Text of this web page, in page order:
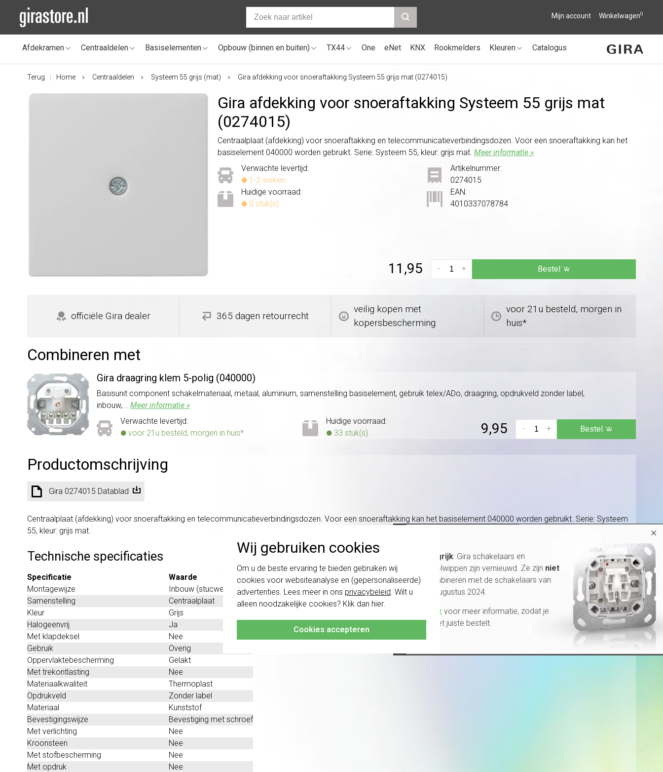
Wij gebruiken cookies
Om u de beste ervaring te bieden gebruiken wij
cookies voor websiteanalyse en (gepersonaliseerde)
advertenties. Lees meer in ons privacybeleid. Wilt u
alleen noodzakelijke cookies? Klik dan hier.
Cookies accepteren
Mijn account Winkelwagen0
Afdekramen Centraaldelen Basiselementen Opbouw (binnen en buiten) TX44 One eNet KNX Rookmelders Kleuren Catalogus
Terug Home Centraaldelen Systeem 55 grijs (mat) Gira afdekking voor snoeraftakking Systeem 55 grijs mat (0274015)
Gira afdekking voor snoeraftakking Systeem 55 grijs mat
(0274015)
Centraalplaat (afdekking) voor snoeraftakking en telecommunicatieverbindingsdozen. Voor een snoeraftakking kan het
basiselement 040000 worden gebruikt. Serie: Systeem 55, kleur: grijs mat.Meer informatie »
Verwachte levertijd:
1-2 weken
Huidige voorraad:
0 stuk(s)
Artikelnummer:
0274015
EAN:
4010337078784
11,95 +
- Bestel
officiële Gira dealer 365 dagen retourrecht
veilig kopen met
kopersbescherming
voor 21u besteld, morgen in
huis*
Combineren met
Gira draagring klem 5-polig (040000)
Basisunit component schakelmateriaal, metaal, aluminium, samenstelling basiselement, gebruik telex/ADo, draagring, opdrukveld zonder label,
inbouw,... Meer informatie »
Verwachte levertijd:
voor 21u besteld, morgen in huis*
Huidige voorraad:
33 stuk(s)
9,95 +
- Bestel
Productomschrijving
Gira 0274015 Datablad
Centraalplaat (afdekking) voor snoeraftakking en telecommunicatieverbindingsdozen. Voor een snoeraftakking kan het basiselement 040000 worden gebruikt. Serie: Systeem
55, kleur: grijs mat.
Technische specificaties
Specificatie
Waarde
Montagewijze
Inbouw (stucwerk)
Samenstelling
Centraalplaat
Kleur
Grijs
Halogeenvrij
Ja
Met klapdeksel
Nee
Gebruik
Overig
Oppervlaktebescherming
Gelakt
Met trekontlasting
Nee
Materiaalkwaliteit
Thermoplast
Opdrukveld
Zonder label
Materiaal
Kunststof
Bevestigingswijze
Bevestiging met schroef
Met verlichting
Nee
Kroonsteen
Nee
Met stofbescherming
Nee
Met opdruk
Nee
×
Belangrijk: Gira schakelaars en
schakelwippen zijn vernieuwd. Ze zijn niet
te combineren met de schakelaars van
vóór augustus 2024.
Klik hier voor meer informatie, zodat je
altijd het juiste bestelt.